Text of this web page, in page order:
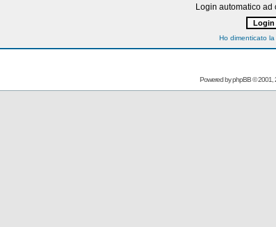
Login automatico ad
Ho dimenticato la
Powered byphpBB© 2001,